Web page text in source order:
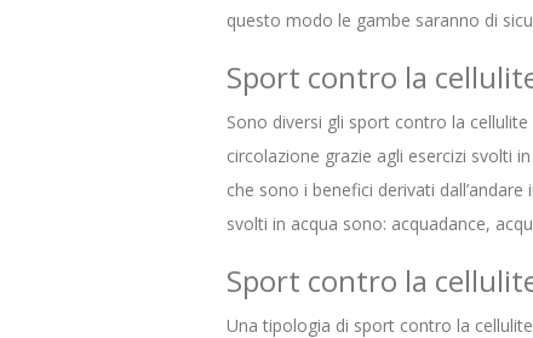
questo modo le gambe saranno di
Sport contro la
Sono diversi gli sport contro la
circolazione grazie agli esercizi svolti
che sono i benefici derivati
svolti in acqua sono: acquadance,
Sport contro la
Una tipologia di sport contro la